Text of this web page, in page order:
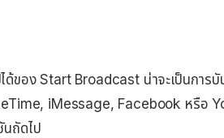
ได้ของ Start Broadcast น่าจะเป็นกา
iMessage, Facebook หรือ
นถัดไป